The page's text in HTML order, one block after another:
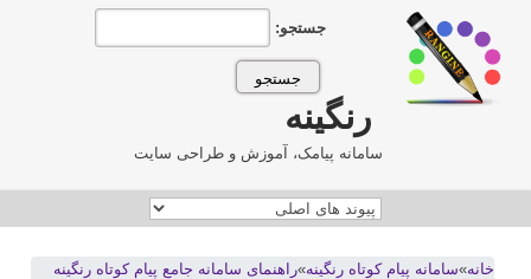
جستجو:
رنگینه
سامانه پیامک، آموزش و طراحی سایت
خانه»سامانه پيام کوتاه رنگينه»راهنمای سامانه جامع پیام کوتاه رنگینه